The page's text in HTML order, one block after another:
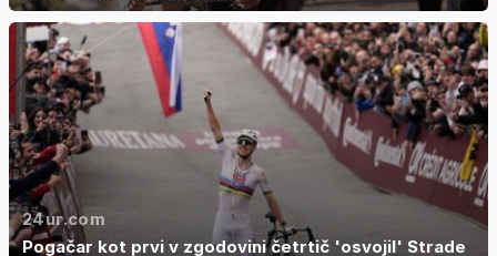
24ur.com
Pogačar kot prvi v zgodovini četrtič 'osvojil' Strade